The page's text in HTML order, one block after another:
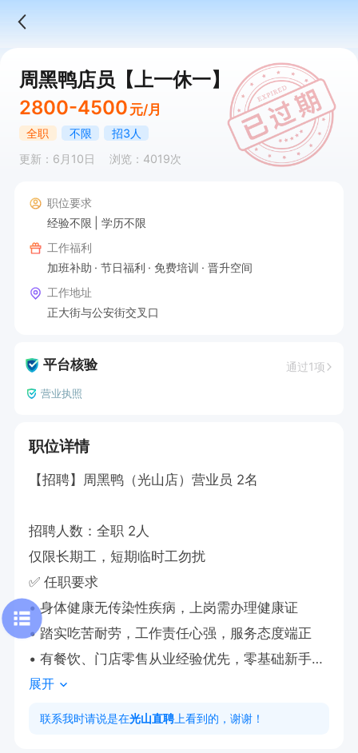
周黑鸭店员【上一休一】
2800-4500 元/月
全职 不限
招3人
更新：6月10日
浏览：4019次
职位要求
经验不限
学历不限
工作福利
加班补助
节日福利 免费培训
晋升空间
工作地址
正大街与公安街交叉口
平台核验 通过1项
营业执照
职位详情
【招聘】周黑鸭（光山店）营业员 2名
招聘人数：全职 2人
仅限长期工，短期临时工勿扰
✅ 任职要求
• 身体健康无传染性疾病，上岗需办理健康证
• 踏实吃苦耐劳，工作责任心强，服务态度端正
• 有餐饮、门店零售从业经验优先，零基础新手也
可培训上岗
展开
联系我时请说是在光山直聘 上看到的，谢谢！